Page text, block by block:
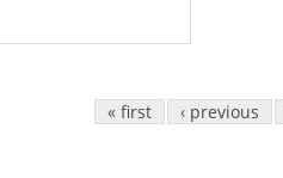
« first ‹ previous